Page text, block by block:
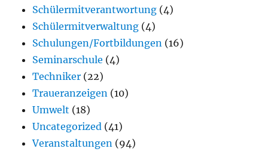
Schülermitverantwortung (4)
Schülermitverwaltung (4)
Schulungen/Fortbildungen (16)
Seminarschule (4)
Techniker (22)
Traueranzeigen (10)
Umwelt (18)
Uncategorized (41)
Veranstaltungen (94)